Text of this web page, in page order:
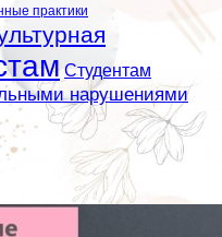
практики
Студентам
нарушениями